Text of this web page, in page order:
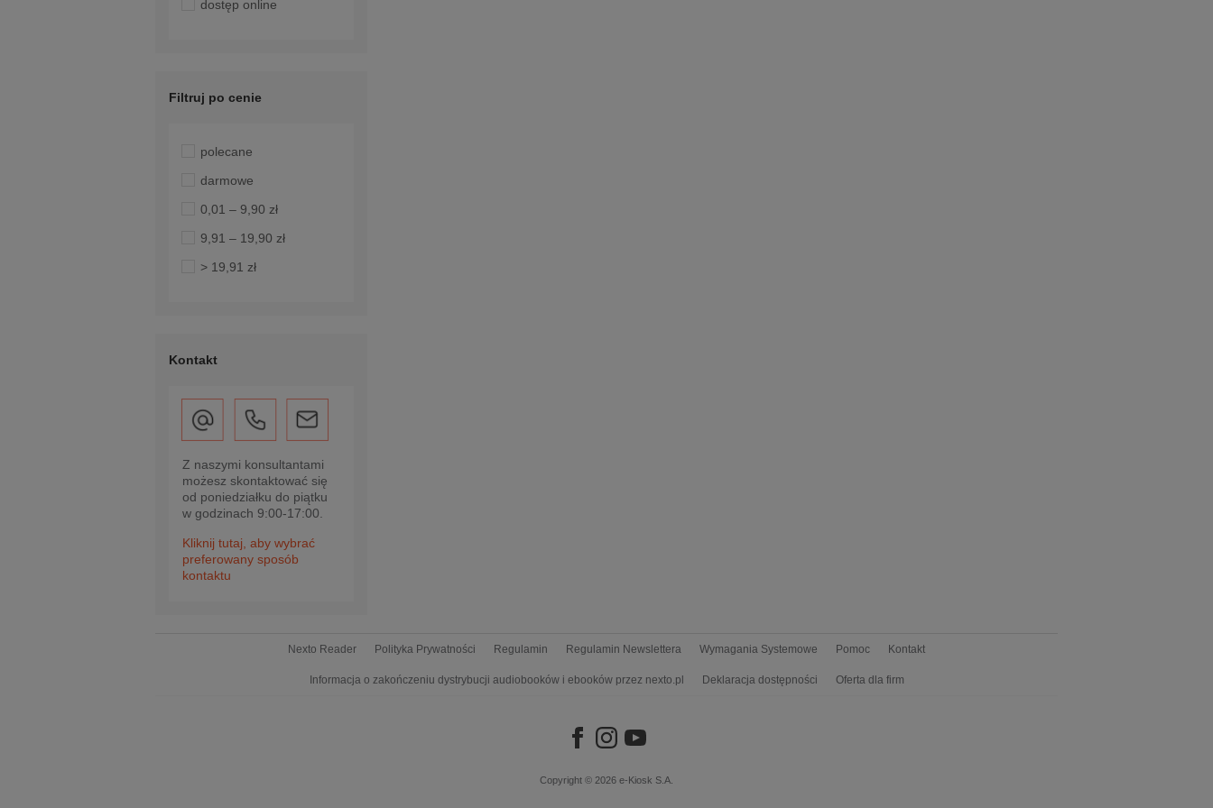
dostęp online
Filtruj po cenie
polecane
darmowe
0,01 – 9,90 zł
9,91 – 19,90 zł
> 19,91 zł
Kontakt
Z naszymi konsultantami
możesz skontaktować się
od poniedziałku do piątku
w godzinach 9:00-17:00.
Kliknij tutaj, aby wybrać
preferowany sposób
kontaktu
Nexto Reader Polityka Prywatności Regulamin Regulamin Newslettera Wymagania Systemowe Pomoc Kontakt
Informacja o zakończeniu dystrybucji audiobooków i ebooków przez nexto.pl Deklaracja dostępności Oferta dla firm
Copyright © 2026 e-Kiosk S.A.